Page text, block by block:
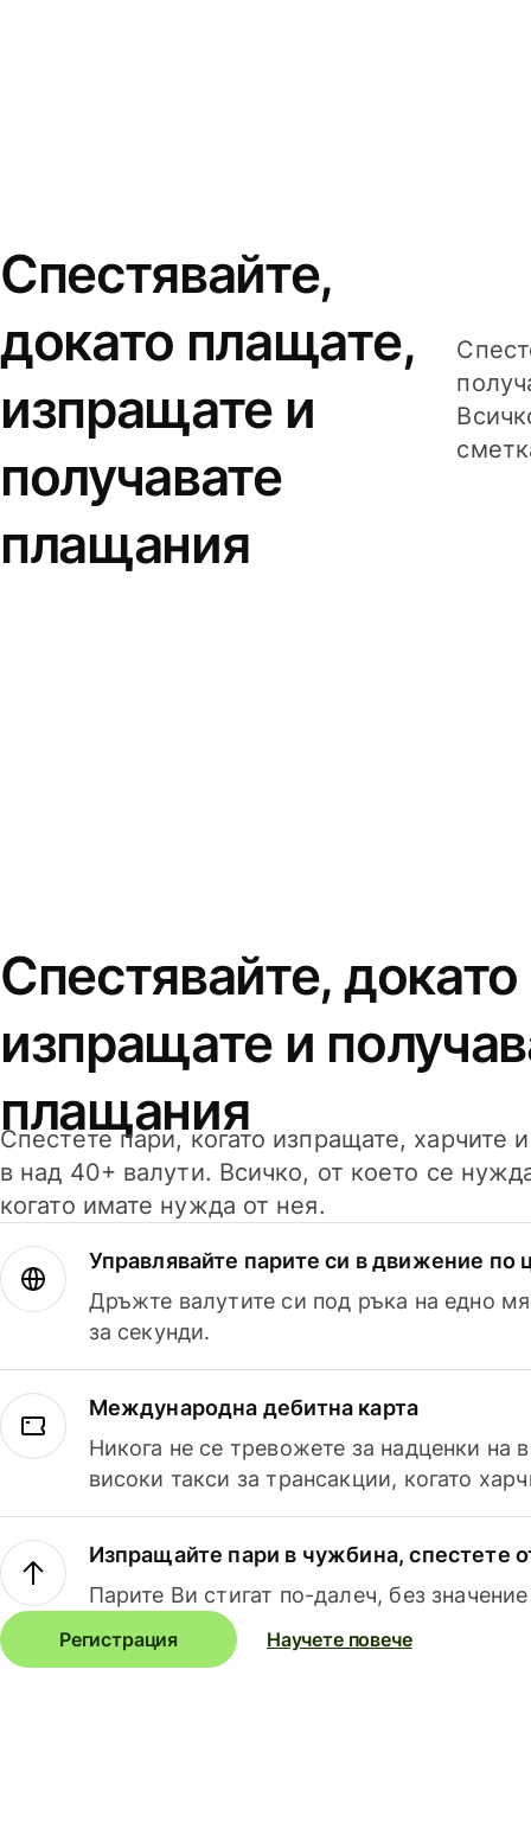
Спестявайте,
докато плащате,
изпращате и
получавате
плащания
Спестявайте,
изпращате и
плащания
Спестете пари, когато изпращате, харчите
в над 40+ валути. Всичко, от което се
когато имате нужда от нея.
Управлявайте парите си в движение по
Дръжте валутите си под ръка на едно
за секунди.
Международна дебитна карта
Никога не се тревожете за надценки на
високи такси за трансакции, когато
Изпращайте пари в чужбина, спестете
Парите Ви стигат по-далеч, без
Регистрация Научете повече